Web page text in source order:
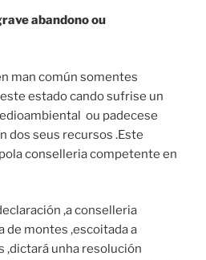
abandono ou
man común somentes
estado cando sufrise un
ou padecese
dos seus recursos .Este
conselleria competente en
,a conselleria
montes ,escoitada a
,dictará unha resolución